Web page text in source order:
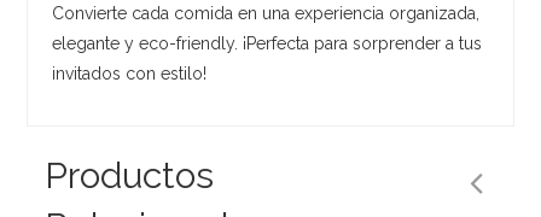
Convierte cada comida en una experiencia organizada,
elegante y eco-friendly. ¡Perfecta para sorprender a tus
invitados con estilo!
Productos